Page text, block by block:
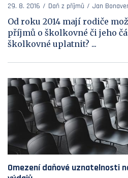
29. 8. 2016 Daň z příjmů Jan
Od roku 2014 mají rodiče
příjmů o školkovné či jeho
školkovné uplatnit? ...
Omezení daňové uznatelnosti